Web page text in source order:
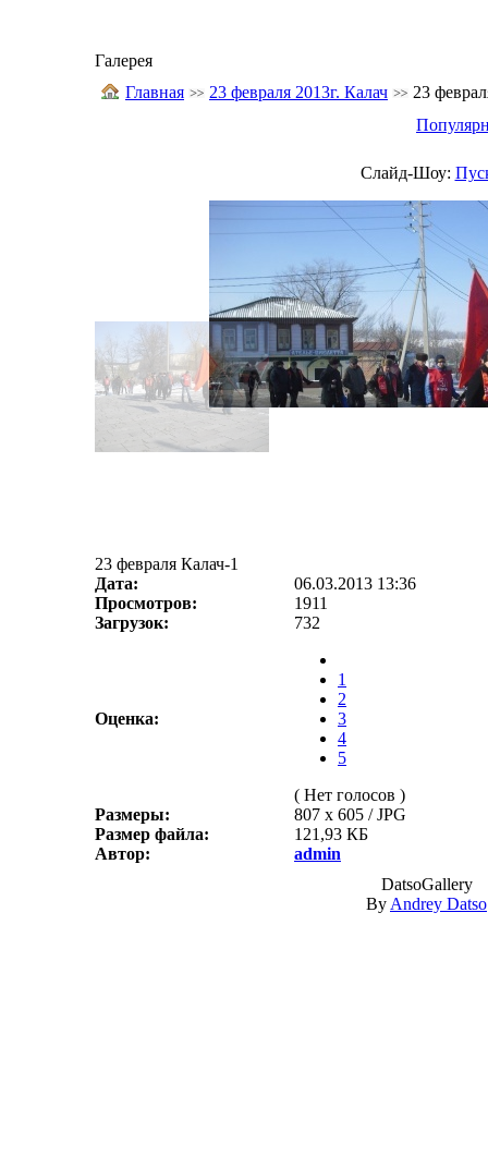
Галерея
Главная
23 февраля 2013г. Калач
23
Слайд-Шоу:
23 февраля Калач-1
Дата:
06.03.2013 13:36
Просмотров:
1911
Загрузок:
732
Оценка:
1
2
3
4
5
( Нет голосов )
Размеры:
807 x 605 / JPG
Размер файла:
121,93 КБ
Автор:
admin
DatsoGallery
By Andrey Datso